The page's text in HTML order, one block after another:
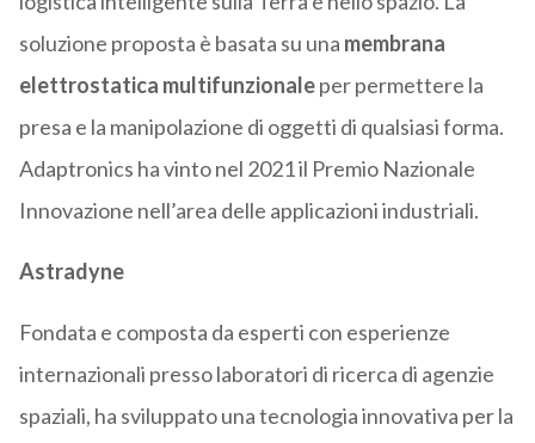
soluzione proposta è basata su una membrana
elettrostatica multifunzionaleper permettere la
presa e la manipolazione di oggetti di qualsiasi forma.
Adaptronics ha vinto nel 2021 il Premio Nazionale
Innovazione nell’area delle applicazioni industriali.
Astradyne
Fondata e composta da esperti con esperienze
internazionali presso laboratori di ricerca di agenzie
spaziali, ha sviluppato una tecnologia innovativa per la